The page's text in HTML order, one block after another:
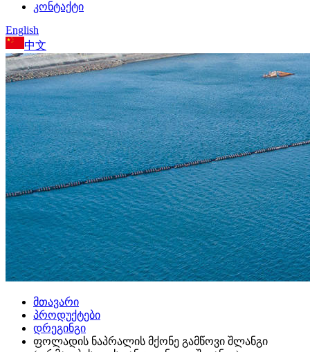
კონტაქტი
English
中文
მთავარი
პროდუქტები
დრეგინგი
ფოლადის ნაპრალის მქონე გამწოვი შლანგი